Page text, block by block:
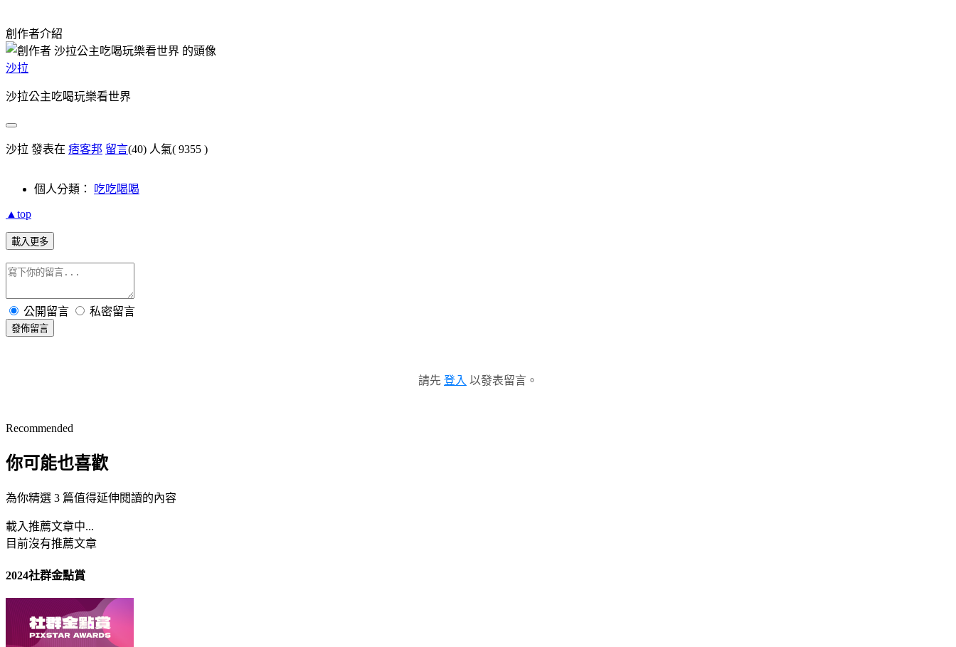
創作者介紹
沙拉
沙拉公主吃喝玩樂看世界
沙拉 發表在 痞客邦 留言(40) 人氣( 9355 )
個人分類： 吃吃喝喝
▲top
載入更多
公開留言 私密留言
發佈留言
請先 登入 以發表留言。
Recommended
你可能也喜歡
為你精選 3 篇值得延伸閱讀的內容
載入推薦文章中...
目前沒有推薦文章
2024社群金點賞